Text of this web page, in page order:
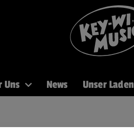
Uns News Unser Laden